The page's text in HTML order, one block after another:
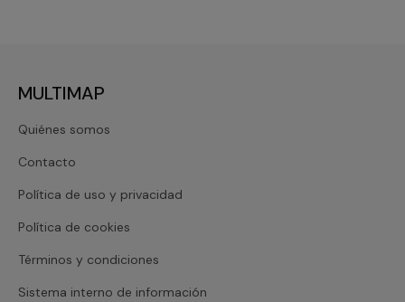
MULTIMAP
Quiénes somos
Contacto
Política de uso y privacidad
Política de cookies
Términos y condiciones
Sistema interno de información